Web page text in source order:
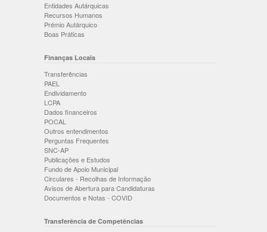
Entidades Autárquicas
Recursos Humanos
Prémio Autárquico
Boas Práticas
Finanças Locais
Transferências
PAEL
Endividamento
LCPA
Dados financeiros
POCAL
Outros entendimentos
Perguntas Frequentes
SNC-AP
Publicações e Estudos
Fundo de Apoio Municipal
Circulares - Recolhas de Informação
Avisos de Abertura para Candidaturas
Documentos e Notas - COVID
Transferência de Competências